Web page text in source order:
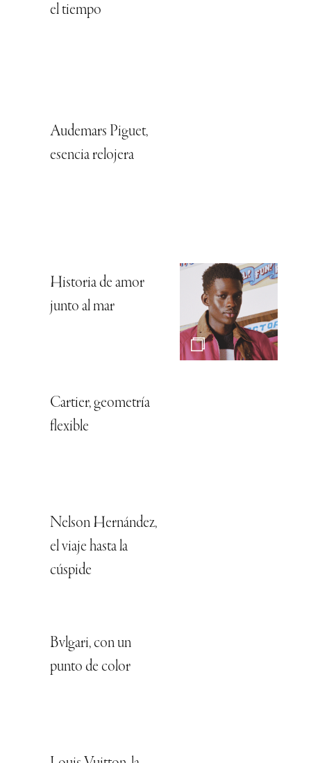
el tiempo
Audemars Piguet,
esencia relojera
Historia de amor
junto al mar
Cartier, geometría
flexible
Nelson Hernández,
el viaje hasta la
cúspide
Bvlgari, con un
punto de color